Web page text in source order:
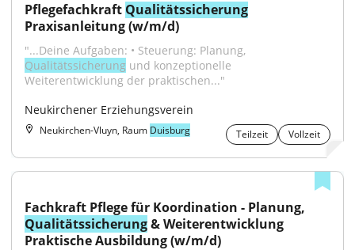
Pflegefachkraft Qualitätssicherung
Praxisanleitung (w/m/d)
Qualitätssicherung und konzeptionelle
Weiterentwicklung der praktischen..."
Neukirchener Erziehungsverein
Neukirchen-Vluyn, Raum Duisburg Teilzeit Vollzeit
Qualitätssicherung & Weiterentwicklung
Praktische Ausbildung (w/m/d)